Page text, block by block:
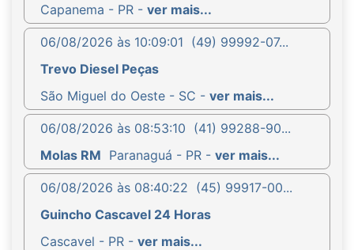
Capanema - PR - ver mais...
06/08/2026 às 10:09:01 (49) 99992-07...
Trevo Diesel Peças
São Miguel do Oeste - SC - ver mais...
06/08/2026 às 08:53:10 (41) 99288-90...
Molas RM Paranaguá - PR - ver mais...
06/08/2026 às 08:40:22 (45) 99917-00...
Guincho Cascavel 24 Horas
Cascavel - PR - ver mais...